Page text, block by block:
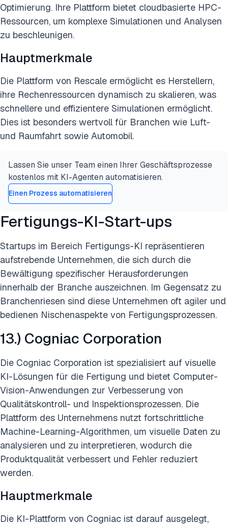
Optimierung. Ihre Plattform bietet cloudbasierte HPC-
Ressourcen, um komplexe Simulationen und Analysen
zu beschleunigen.
Hauptmerkmale
Die Plattform von Rescale ermöglicht es Herstellern,
ihre Rechenressourcen dynamisch zu skalieren, was
schnellere und effizientere Simulationen ermöglicht.
Dies ist besonders wertvoll für Branchen wie Luft-
und Raumfahrt sowie Automobil.
Lassen Sie unser Team einen Ihrer Geschäftsprozesse
kostenlos mit KI-Agenten automatisieren.
Einen Prozess automatisieren
Fertigungs-KI-Start-ups
Startups im Bereich Fertigungs-KI repräsentieren
aufstrebende Unternehmen, die sich durch die
Bewältigung spezifischer Herausforderungen
innerhalb der Branche auszeichnen. Im Gegensatz zu
Branchenriesen sind diese Unternehmen oft agiler und
bedienen Nischenaspekte von Fertigungsprozessen.
13.) Cogniac Corporation
Die Cogniac Corporation ist spezialisiert auf visuelle
KI-Lösungen für die Fertigung und bietet Computer-
Vision-Anwendungen zur Verbesserung von
Qualitätskontroll- und Inspektionsprozessen. Die
Plattform des Unternehmens nutzt fortschrittliche
Machine-Learning-Algorithmen, um visuelle Daten zu
analysieren und zu interpretieren, wodurch die
Produktqualität verbessert und Fehler reduziert
werden.
Hauptmerkmale
Die KI-Plattform von Cogniac ist darauf ausgelegt,